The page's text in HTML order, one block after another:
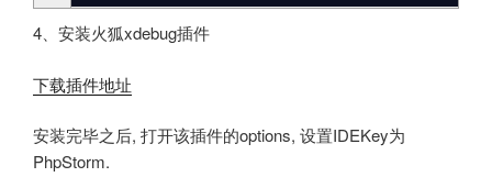
4、安装火狐xdebug插件
下载插件地址
安装完毕之后, 打开该插件的options, 设置IDEKey为
PhpStorm.